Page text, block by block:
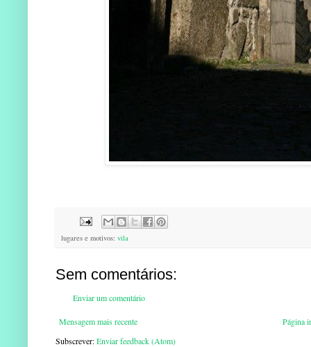
lugares e motivos: vila
Sem comentários:
Enviar um comentário
Mensagem mais recente
Página
Subscrever:Enviar feedback (Atom)